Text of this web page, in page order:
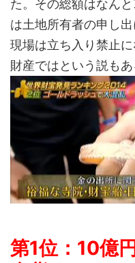
た。その総額はなん
は土地所有者の申し
現場は立ち入り禁止
財産ではという説もあ
第1位：10億